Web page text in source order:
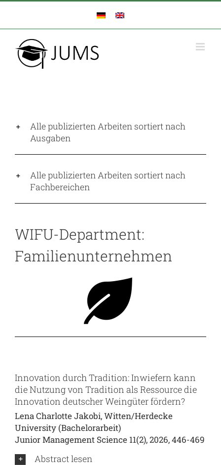
Zum
springen
Alle publizierten Arbeiten sortiert nach
Ausgaben
Alle publizierten Arbeiten sortiert nach
Fachbereichen
WIFU-Department:
Familienunternehmen
Innovation durch Tradition: Inwiefern kann
die Nutzung von Tradition als Ressource die
Innovation deutscher Weingüter fördern?
Lena Charlotte Jakobi, Witten/Herdecke
University (Bachelorarbeit)
Junior Management Science 11(2), 2026, 446-469
Abstract lesen